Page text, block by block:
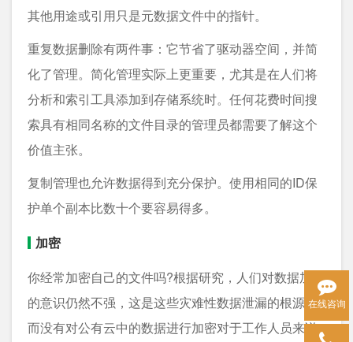
其他用途或引用只是元数据文件中的指针。
重复数据删除有两件事：它节省了驱动器空间，并简
化了管理。简化管理实际上更重要，尤其是在人们将
分析和索引工具添加到存储系统时。任何花费时间搜
索具有相同名称的文件目录的管理员都需要了解这个
价值主张。
复制管理也允许数据得到充分保护。使用相同的ID保
护单个副本比数十个要容易得多。
加密
你经常加密自己的文件吗?根据研究，人们对数据加密
的意识仍然不强，这是这些灾难性数据泄漏的根源。
而没有对公有云中的数据进行加密对于工作人员来说
在线咨询